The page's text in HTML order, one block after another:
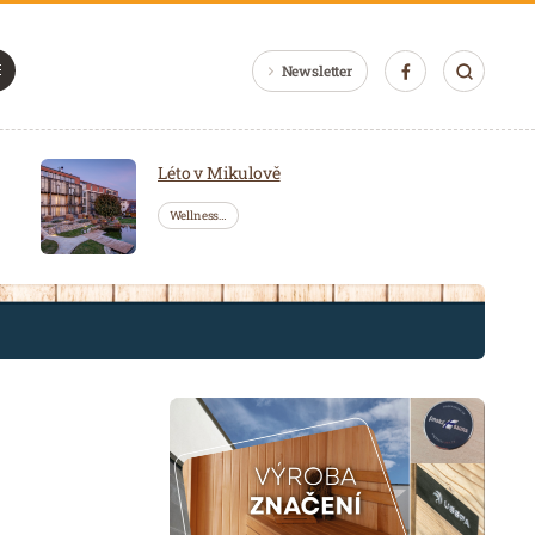
Newsletter
Léto v Mikulově
Wellness…